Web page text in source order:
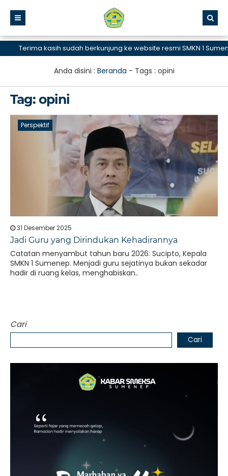
Terima kasih sudah berkunjung ke website resmi SMKN 1
Anda disini : Beranda - Tags : opini
Tag: opini
Perspektif
31 Desember 2025
Jadi Guru yang Dirindukan Kehadirannya
Catatan menyambut tahun baru 2026: Sucipto, Kepala
SMKN 1 Sumenep. Menjadi guru sejatinya bukan sekadar
hadir di ruang kelas, menghabiskan..
Cari
Cari